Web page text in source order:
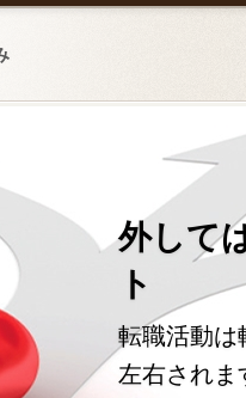
外して
ト
転職活動は
左右されま